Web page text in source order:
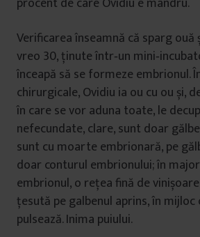
Verificarea înseamnă că sparg ouă
vreo 30, ținute într‑un
înceapă să se formeze embrionul.
chirurgicale, Ovidiu ia ou cu ou și,
în care se vor aduna toate, le
nefecundate, clare, sunt doar
sunt cu moarte embrionară, pe
doar conturul embrionului; în
embrionul, o rețea fină de
țesută pe galbenul aprins, în mijloc
pulsează. Inima puiului.